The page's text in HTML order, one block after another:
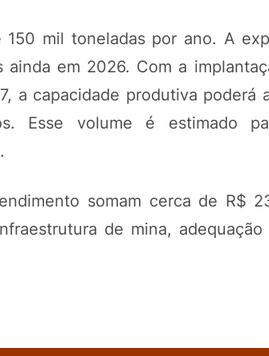
mil toneladas por ano. A
em 2026. Com a
a capacidade produtiva poderá
Esse volume é estimado
somam cerca de R$
de mina,